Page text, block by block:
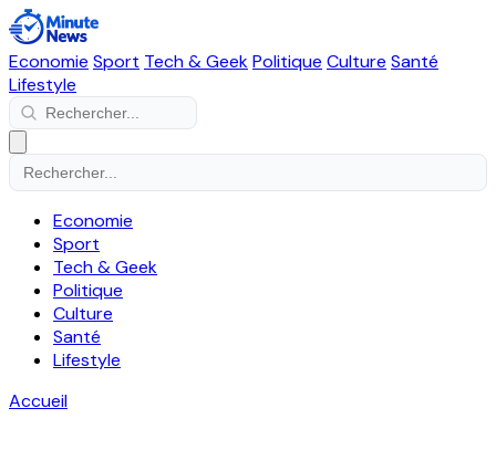
Economie Sport Tech & GeekPolitique Culture Santé
Lifestyle
Economie
Sport
Tech & Geek
Politique
Culture
Santé
Lifestyle
Accueil